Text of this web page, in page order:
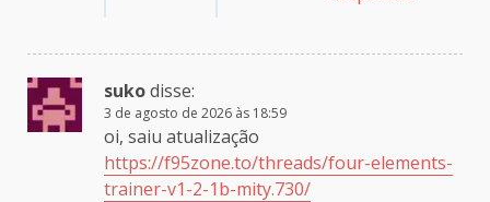
sukodisse:
3 de agosto de 2026 às 18:59
oi, saiu atualização
https://f95zone.to/threads/four-elements-
trainer-v1-2-1b-mity.730/